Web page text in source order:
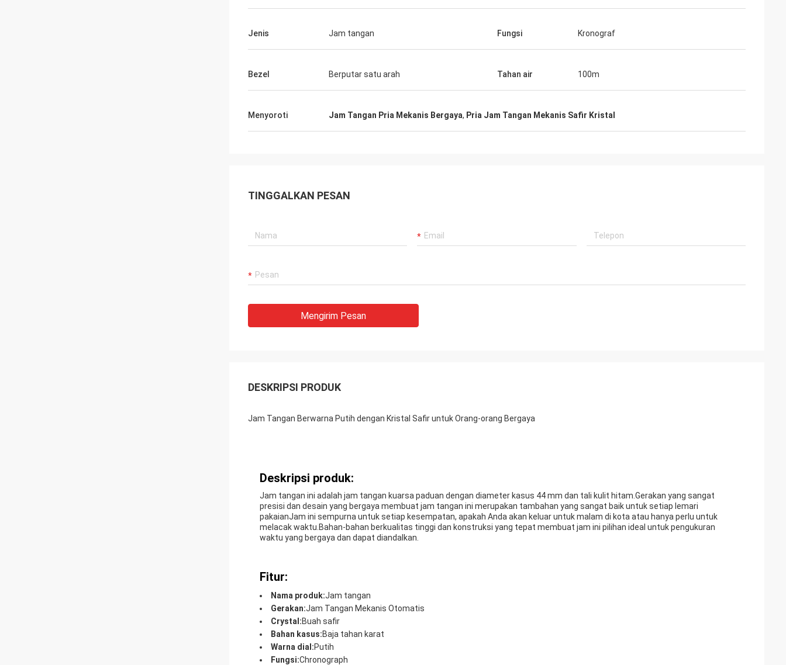
Jenis Jam tangan Fungsi Kronograf
Bezel Berputar satu arah Tahan air 100m
Menyoroti Jam Tangan Pria Mekanis Bergaya, Pria Jam Tangan Mekanis Safir Kristal
TINGGALKAN PESAN
Mengirim Pesan
DESKRIPSI PRODUK
Jam Tangan Berwarna Putih dengan Kristal Safir untuk Orang-orang Bergaya
Deskripsi produk:
Jam tangan ini adalah jam tangan kuarsa paduan dengan diameter kasus 44 mm dan tali kulit hitam.Gerakan yang sangat
presisi dan desain yang bergaya membuat jam tangan ini merupakan tambahan yang sangat baik untuk setiap lemari
pakaianJam ini sempurna untuk setiap kesempatan, apakah Anda akan keluar untuk malam di kota atau hanya perlu untuk
melacak waktu.Bahan-bahan berkualitas tinggi dan konstruksi yang tepat membuat jam ini pilihan ideal untuk pengukuran
waktu yang bergaya dan dapat diandalkan.
Fitur:
Nama produk:Jam tangan
Gerakan:Jam Tangan Mekanis Otomatis
Crystal:Buah safir
Bahan kasus:Baja tahan karat
Warna dial:Putih
Fungsi:Chronograph